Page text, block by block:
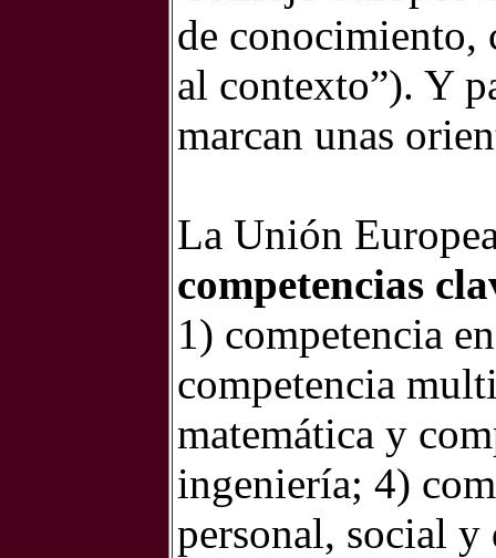
de conocimiento,
al contexto”). Y
marcan unas
La Unión
competencias
1) competencia
competencia
matemática y
ingeniería; 4)
personal, social y